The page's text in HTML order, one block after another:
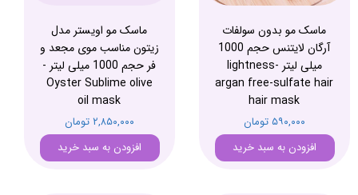
ماسک مو بدون سولفات
آرگان لایتنس حجم 1000
میلی لیتر -lightness
argan free-sulfate hair
hair mask
۵۹۰,۰۰۰ تومان
افزودن به سبد خرید
ماسک مو اویستر مدل
زیتون مناسب موی مجعد و
فر حجم 1000 میلی لیتر -
Oyster Sublime olive
oil mask
۲,۸۵۰,۰۰۰ تومان
افزودن به سبد خرید